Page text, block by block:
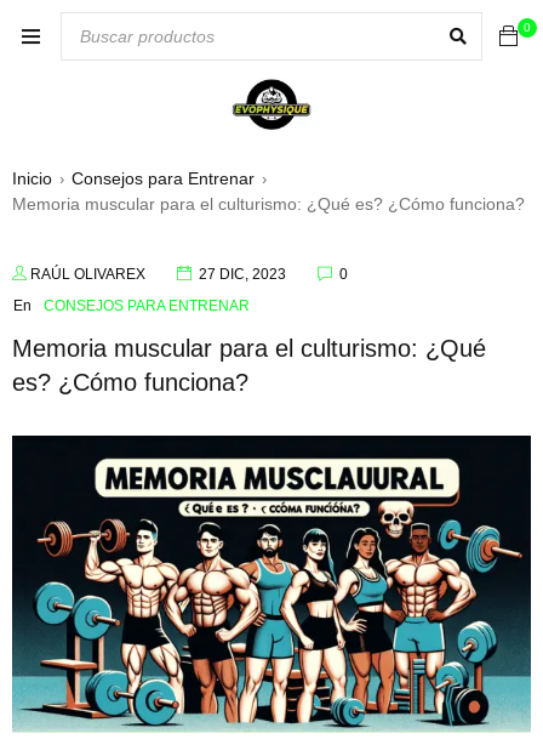
0
Inicio › Consejos para Entrenar ›
Memoria muscular para el culturismo: ¿Qué es? ¿Cómo funciona?
RAÚL OLIVAREX 27 DIC, 2023
0
En
CONSEJOS PARA ENTRENAR
Memoria muscular para el culturismo: ¿Qué
es? ¿Cómo funciona?